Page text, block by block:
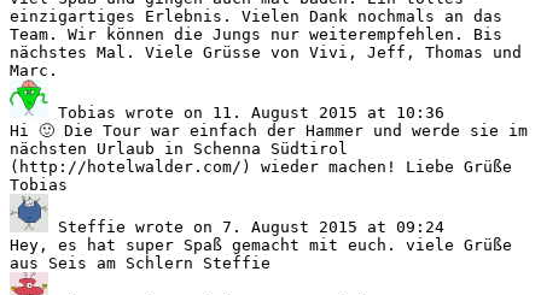
einzigartiges Erlebnis. Vielen Dank nochmals an das
Team. Wir können die Jungs nur weiterempfehlen. Bis
nächstes Mal. Viele Grüsse von Vivi, Jeff, Thomas und
Marc.
Tobias wrote on 11. August 2015 at
10:36
Hi 🙂 Die Tour war einfach der Hammer und werde sie im
nächsten Urlaub in Schenna Südtirol
(http://hotelwalder.com/) wieder machen! Liebe Grüße
Tobias
Steffie wrote on 7. August 2015 at 09:24
Hey, es hat super Spaß gemacht mit euch. viele Grüße
aus Seis am Schlern Steffie